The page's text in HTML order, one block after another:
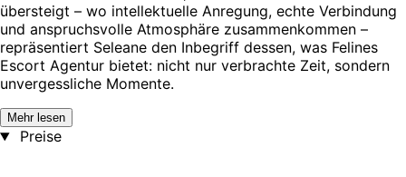
übersteigt – wo intellektuelle Anregung, echte Verbindung
und anspruchsvolle Atmosphäre zusammenkommen –
repräsentiert Seleane den Inbegriff dessen, was Felines
Escort Agentur bietet: nicht nur verbrachte Zeit, sondern
unvergessliche Momente.
Mehr lesen
Preise